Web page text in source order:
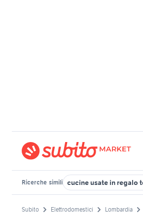
Ricerche simili cucine usate in regalo
Subito Elettrodomestici Lombardia